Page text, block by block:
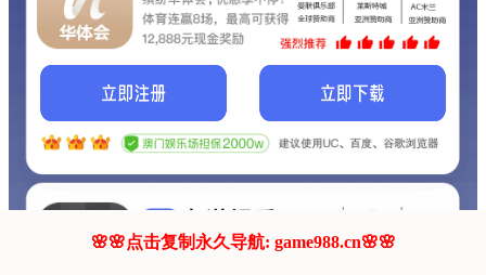
联系我们!